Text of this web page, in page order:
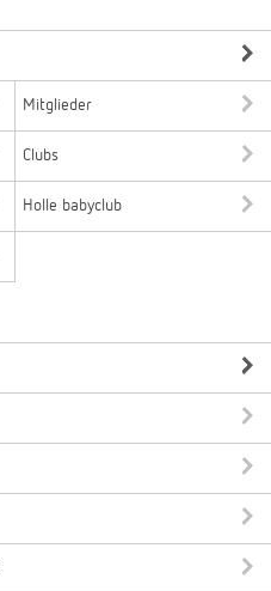
Mitglieder
Clubs
Holle babyclub